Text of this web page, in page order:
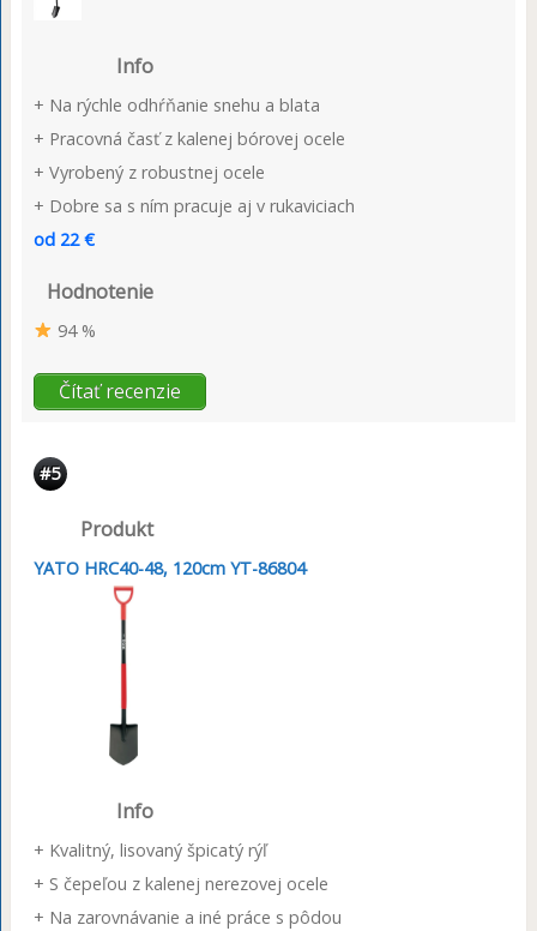
Info
+ Na rýchle odhŕňanie snehu a blata
+ Pracovná časť z kalenej bórovej ocele
+ Vyrobený z robustnej ocele
+ Dobre sa s ním pracuje aj v rukaviciach
od 22 €
Hodnotenie
94 %
Čítať recenzie
#5
Produkt
YATO HRC40-48, 120cm YT-86804
Info
+ Kvalitný, lisovaný špicatý rýľ
+ S čepeľou z kalenej nerezovej ocele
+ Na zarovnávanie a iné práce s pôdou